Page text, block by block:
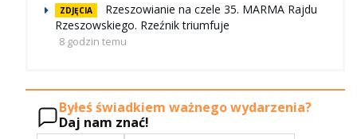
ZDJĘCIA
Rzeszowianie na czele 35. MARMA Rajdu
Rzeszowskiego. Rzeźnik triumfuje
8 godzin temu
Byłeś świadkiem ważnego wydarzenia?
Daj nam znać!